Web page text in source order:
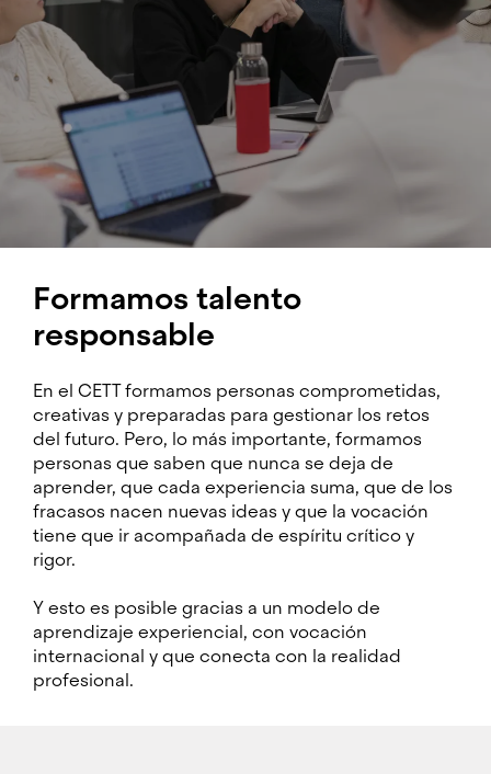
Formamos talento
responsable
En el CETT formamos personas comprometidas,
creativas y preparadas para gestionar los retos
del futuro. Pero, lo más importante, formamos
personas que saben que nunca se deja de
aprender, que cada experiencia suma, que de los
fracasos nacen nuevas ideas y que la vocación
tiene que ir acompañada de espíritu crítico y
rigor.
Y esto es posible gracias a un modelo de
aprendizaje experiencial, con vocación
internacional y que conecta con la realidad
profesional.